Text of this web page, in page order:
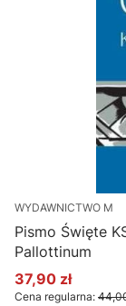
WYDAWNICTWO M
Pismo Święte
Pallottinum
Cena promocyjna
37,90 zł
Cena regularna: